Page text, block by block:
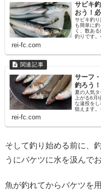
サビキ
おう！
サビキ釣
も簡単に
く、数あ
釣りです
rei-fc.com
サーフ
釣ろう
夏の人気
上がる6
な遠投を
狙えます。
rei-fc.com
そして釣り始める前に、
うにバケツに水を汲んで
魚が釣れてからバケツを